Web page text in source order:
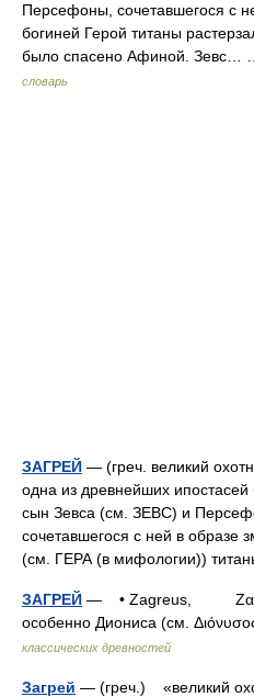
Персефоны, сочетавшегося с
богиней Герой титаны
было спасено Афиной.
словарь
ЗАГРЕЙ — (греч. великий
одна из древнейших
сын Зевса (см. ЗЕВС) и
сочетавшегося с ней в образе
(см. ГЕРА (в мифологии))
ЗАГРЕЙ — • Zagreus,
особенно Диониса (см.
классических древностей
Загрей — (греч.) «великий